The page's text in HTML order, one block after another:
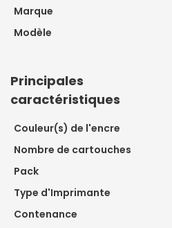
Marque
Modèle
Principales
caractéristiques
Couleur(s) de l'encre
Nombre de cartouches
Pack
Type d'Imprimante
Contenance